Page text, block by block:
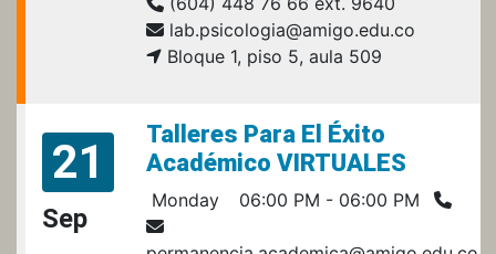
lab.psicologia@amigo.edu.co
Bloque 1, piso 5, aula 509
21
Sep
Talleres Para El Éxito
Académico VIRTUALES
Monday 06:00 PM - 06:00 PM